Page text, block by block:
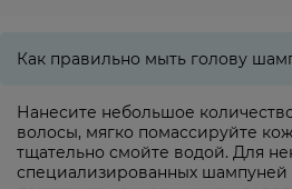
Как правильно мыть голову
Нанесите небольшое
волосы, мягко помассируйте
тщательно смойте водой. Для
специализированных шампуней